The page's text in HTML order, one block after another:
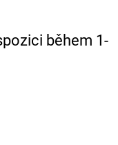
během 1-